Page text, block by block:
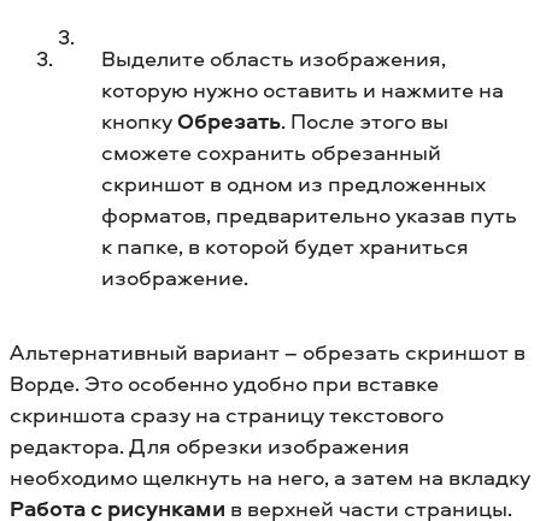
Выделите область изображения,
которую нужно оставить и нажмите на
кнопкуОбрезать. После этого вы
сможете сохранить обрезанный
скриншот в одном из предложенных
форматов, предварительно указав путь
к папке, в которой будет храниться
изображение.
Альтернативный вариант – обрезать скриншот в
Ворде. Это особенно удобно при вставке
скриншота сразу на страницу текстового
редактора. Для обрезки изображения
необходимо щелкнуть на него, а затем на вкладку
Работа с рисунками в верхней части страницы.